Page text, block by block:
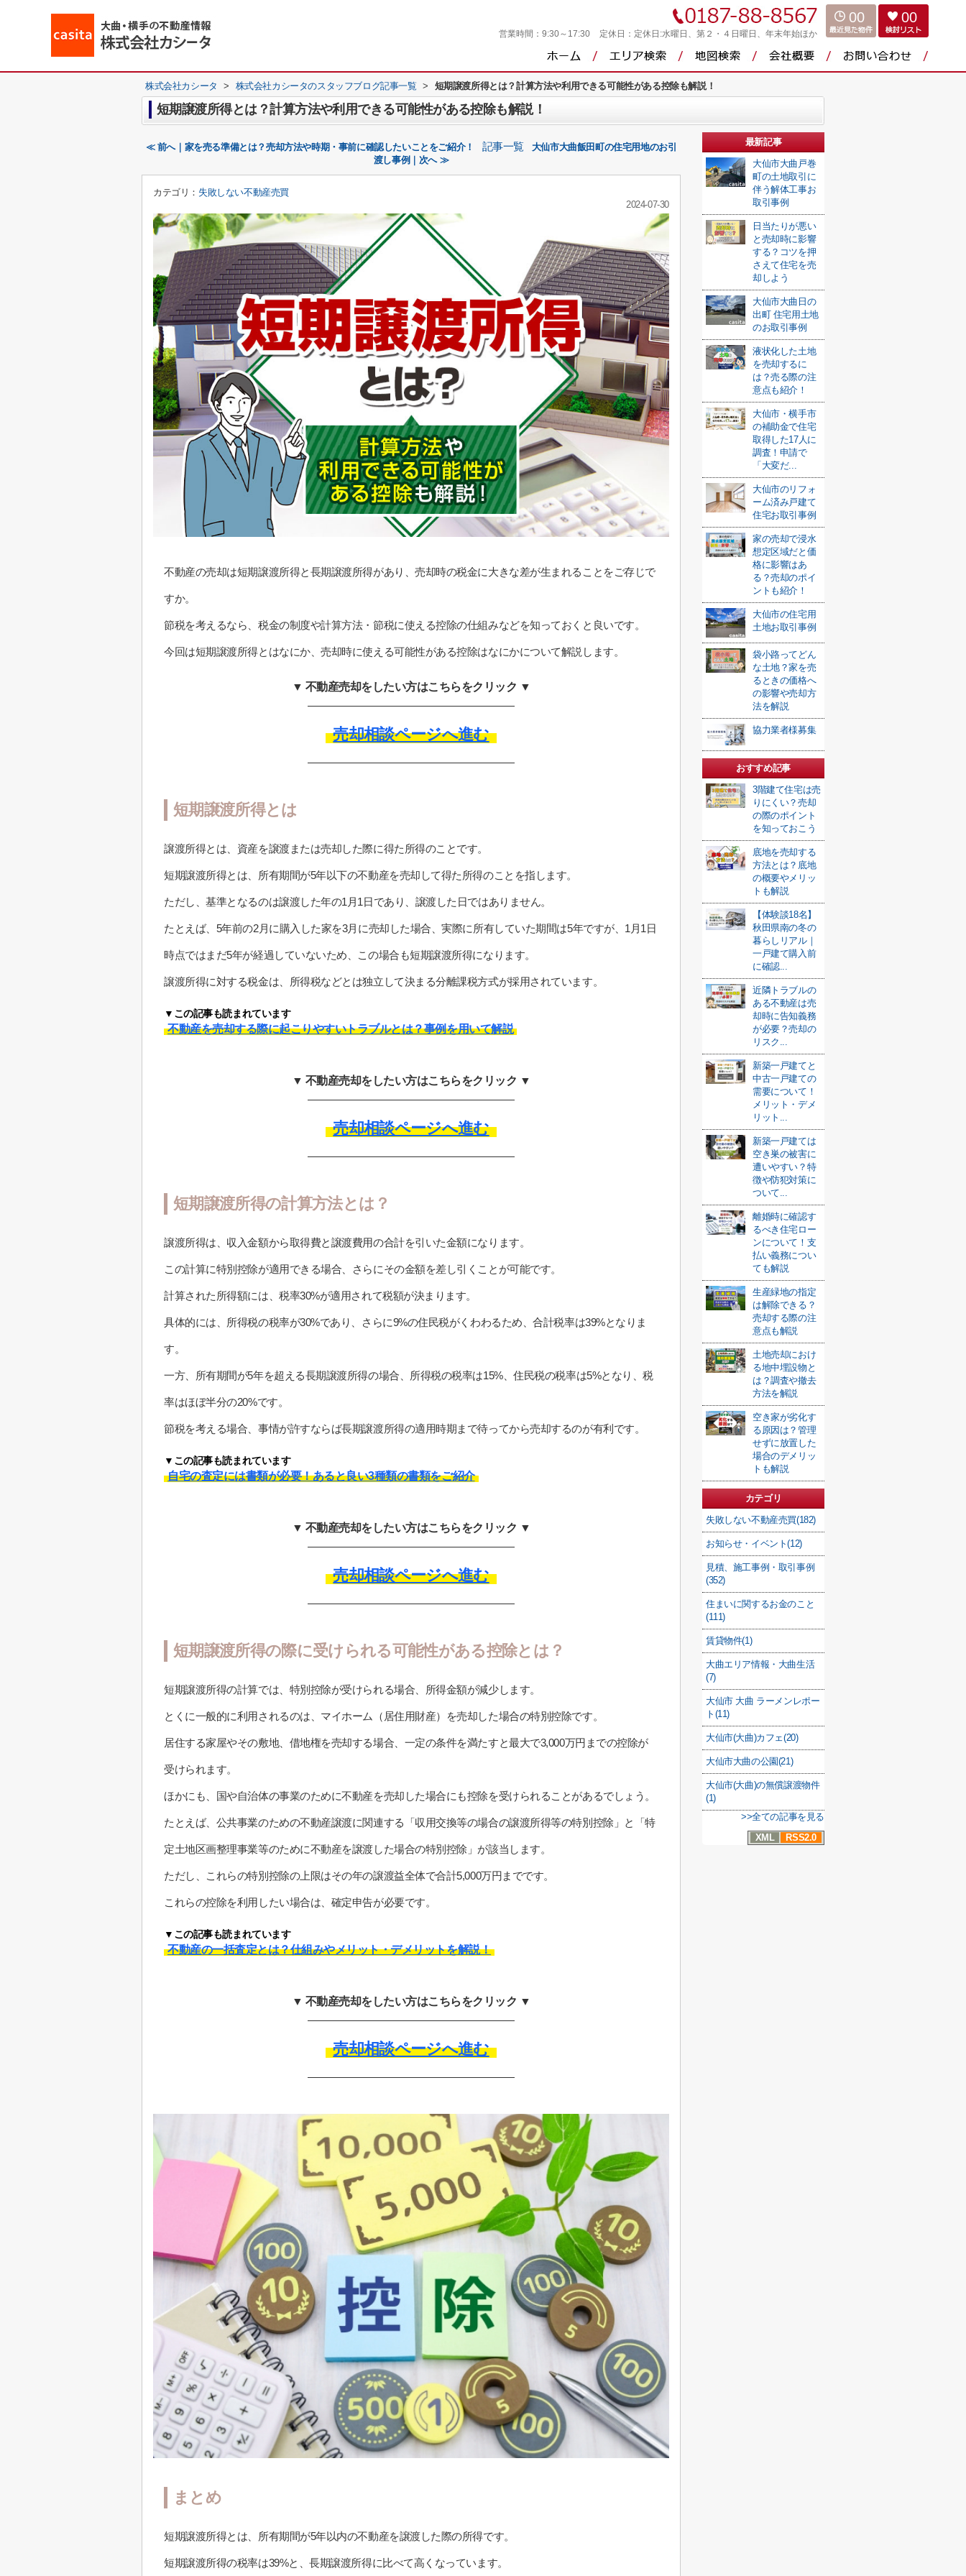
営業時間： 9:30～17:30 定休日： 定休日:水曜日、第２・４日曜日、年末年始ほか
00 00
株式会社カシータ > 株式会社カシータのスタッフブログ記事一覧 > 短期譲渡所得とは？計算方法や利用できる可能性がある控除も解説！
短期譲渡所得とは？計算方法や利用できる可能性がある控除も解説！
≪ 前へ｜家を売る準備とは？売却方法や時期・事前に確認したいことをご紹介！ 記事一覧
大仙市大曲飯田町の住宅用地のお引
渡し事例｜次へ ≫
カテゴリ： 失敗しない不動産売買
2024-07-30
不動産の売却は短期譲渡所得と長期譲渡所得があり、売却時の税金に大きな差が生まれることをご存じで
すか。
節税を考えるなら、税金の制度や計算方法・節税に使える控除の仕組みなどを知っておくと良いです。
今回は短期譲渡所得とはなにか、売却時に使える可能性がある控除はなにかについて解説します。
▼ 不動産売却をしたい方はこちらをクリック ▼
売却相談ページへ進む
短期譲渡所得とは
譲渡所得とは、資産を譲渡または売却した際に得た所得のことです。
短期譲渡所得とは、所有期間が5年以下の不動産を売却して得た所得のことを指します。
ただし、基準となるのは譲渡した年の1月1日であり、譲渡した日ではありません。
たとえば、5年前の2月に購入した家を3月に売却した場合、実際に所有していた期間は5年ですが、1月1日
時点ではまだ5年が経過していないため、この場合も短期譲渡所得になります。
譲渡所得に対する税金は、所得税などとは独立して決まる分離課税方式が採用されています。
▼この記事も読まれています
不動産を売却する際に起こりやすいトラブルとは？事例を用いて解説
▼ 不動産売却をしたい方はこちらをクリック ▼
売却相談ページへ進む
短期譲渡所得の計算方法とは？
譲渡所得は、収入金額から取得費と譲渡費用の合計を引いた金額になります。
この計算に特別控除が適用できる場合、さらにその金額を差し引くことが可能です。
計算された所得額には、税率30%が適用されて税額が決まります。
具体的には、所得税の税率が30%であり、さらに9%の住民税がくわわるため、合計税率は39%となりま
す。
一方、所有期間が5年を超える長期譲渡所得の場合、所得税の税率は15%、住民税の税率は5%となり、税
率はほぼ半分の20%です。
節税を考える場合、事情が許すならば長期譲渡所得の適用時期まで待ってから売却するのが有利です。
▼この記事も読まれています
自宅の査定には書類が必要！あると良い3種類の書類をご紹介
▼ 不動産売却をしたい方はこちらをクリック ▼
売却相談ページへ進む
短期譲渡所得の際に受けられる可能性がある控除とは？
短期譲渡所得の計算では、特別控除が受けられる場合、所得金額が減少します。
とくに一般的に利用されるのは、マイホーム（居住用財産）を売却した場合の特別控除です。
居住する家屋やその敷地、借地権を売却する場合、一定の条件を満たすと最大で3,000万円までの控除が
受けられます。
ほかにも、国や自治体の事業のために不動産を売却した場合にも控除を受けられることがあるでしょう。
たとえば、公共事業のための不動産譲渡に関連する「収用交換等の場合の譲渡所得等の特別控除」と「特
定土地区画整理事業等のために不動産を譲渡した場合の特別控除」が該当します。
ただし、これらの特別控除の上限はその年の譲渡益全体で合計5,000万円までです。
これらの控除を利用したい場合は、確定申告が必要です。
▼この記事も読まれています
不動産の一括査定とは？仕組みやメリット・デメリットを解説！
▼ 不動産売却をしたい方はこちらをクリック ▼
売却相談ページへ進む
まとめ
短期譲渡所得とは、所有期間が5年以内の不動産を譲渡した際の所得です。
短期譲渡所得の税率は39%と、長期譲渡所得に比べて高くなっています。
最新記事
大仙市大曲戸巻
町の土地取引に
伴う解体工事お
取引事例
日当たりが悪い
と売却時に影響
する？コツを押
さえて住宅を売
却しよう
大仙市大曲日の
出町 住宅用土地
のお取引事例
液状化した土地
を売却するに
は？売る際の注
意点も紹介！
大仙市・横手市
の補助金で住宅
取得した17人に
調査！申請で
「大変だ...
大仙市のリフォ
ーム済み戸建て
住宅お取引事例
家の売却で浸水
想定区域だと価
格に影響はあ
る？売却のポイ
ントも紹介！
大仙市の住宅用
土地お取引事例
袋小路ってどん
な土地？家を売
るときの価格へ
の影響や売却方
法を解説
協力業者様募集
おすすめ記事
3階建て住宅は売
りにくい？売却
の際のポイント
を知っておこう
底地を売却する
方法とは？底地
の概要やメリッ
トも解説
【体験談18名】
秋田県南の冬の
暮らしリアル｜
一戸建て購入前
に確認...
近隣トラブルの
ある不動産は売
却時に告知義務
が必要？売却の
リスク...
新築一戸建てと
中古一戸建ての
需要について！
メリット・デメ
リット...
新築一戸建ては
空き巣の被害に
遭いやすい？特
徴や防犯対策に
ついて...
離婚時に確認す
るべき住宅ロー
ンについて！支
払い義務につい
ても解説
生産緑地の指定
は解除できる？
売却する際の注
意点も解説
土地売却におけ
る地中埋設物と
は？調査や撤去
方法を解説
空き家が劣化す
る原因は？管理
せずに放置した
場合のデメリッ
トも解説
カテゴリ
失敗しない不動産売買(182)
お知らせ・イベント(12)
見積、施工事例・取引事例
(352)
住まいに関するお金のこと
(111)
賃貸物件(1)
大曲エリア情報・大曲生活
(7)
大仙市 大曲 ラーメンレポー
ト(11)
大仙市(大曲)カフェ(20)
大仙市大曲の公園(21)
大仙市(大曲)の無償譲渡物件
(1)
>>全ての記事を見る
XML
RSS2.0